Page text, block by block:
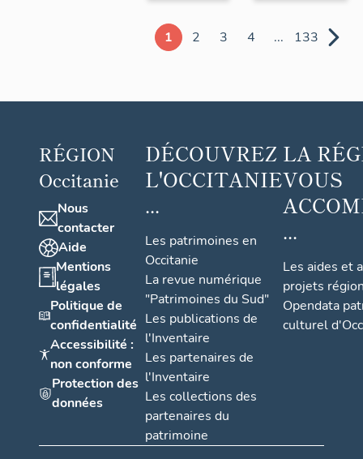
1 2 3 4 ... 133
RÉGION
Occitanie
Nous
contacter
Aide
Mentions
légales
Politique de
confidentialité
Accessibilité :
non conforme
Protection des
données
DÉCOUVREZ
L'OCCITANIE
...
Les patrimoines en
Occitanie
La revue numérique
"Patrimoines du Sud"
Les publications de
l'Inventaire
Les partenaires de
l'Inventaire
Les collections des
partenaires du
patrimoine
LA
VOUS
...
Les aides et
projets
Opendata
culturel